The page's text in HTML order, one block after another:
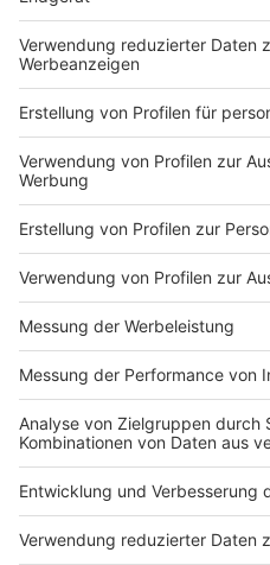
Impressum
Nutzungsbedingungen
Jobs
Presse
Werben